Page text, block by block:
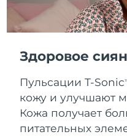
Здоровое
Пульсации T-Sonic
кожу и улучшают
Кожа получает
питательных
Словения
Республика
Республика Корея